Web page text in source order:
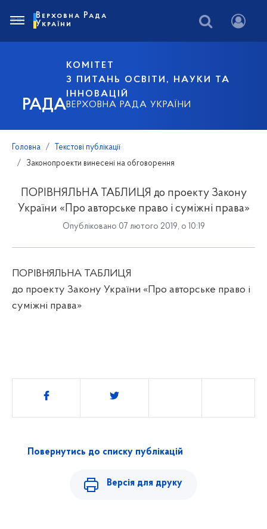
РАДА
КОМІТЕТ
З ПИТАНЬ ОСВІТИ, НАУКИ ТА
ІННОВАЦІЙ
ВЕРХОВНА РАДА УКРАЇНИ
Верховна Рада
України
Головна
Текстові публікації
Законопроекти винесені на обговорення
ПОРІВНЯЛЬНА ТАБЛИЦЯ до проекту Закону
України «Про авторське право і суміжні права»
Опубліковано 07 лютого 2019, о 10:19
ПОРІВНЯЛЬНА ТАБЛИЦЯ
до проекту Закону України «Про авторське право і
суміжні права»
Поділитись
Повернутись до списку публікацій
Версія для друку